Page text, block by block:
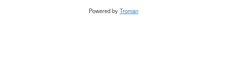
Powered byTroman